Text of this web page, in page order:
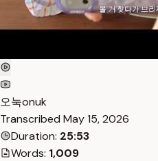
오눅onuk
Transcribed May 15, 2026
Duration: 25:53
Words: 1,009